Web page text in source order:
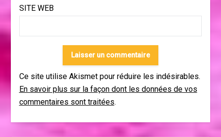
SITE WEB
Ce site utilise Akismet pour réduire les indésirables.
En savoir plus sur la façon dont les données de vos
commentaires sont traitées.